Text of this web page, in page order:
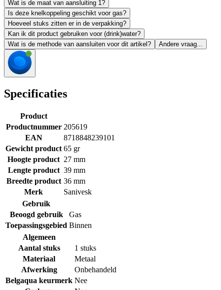
Wat is de maat van aansluiting 1?
Is deze knelkoppeling geschikt voor gas?
Hoeveel stuks zitten er in de verpakking?
Kan ik dit product gebruiken voor (drink)water?
Wat is de methode van aansluiten voor dit artikel?
Andere vraag...
Specificaties
Product
Productnummer 205619
EAN
8718848239101
Gewicht product 65 gr
Hoogte product 27 mm
Lengte product 39 mm
Breedte product 36 mm
Merk
Sanivesk
Gebruik
Beoogd gebruik
Gas
Toepassingsgebied Binnen
Algemeen
Aantal stuks
1 stuks
Materiaal
Metaal
Afwerking
Onbehandeld
Belgaqua keurmerk Nee